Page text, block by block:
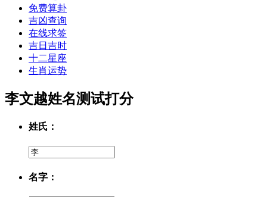
免费算卦
吉凶查询
在线求签
吉日吉时
十二星座
生肖运势
李文越姓名测试打分
姓氏：
名字：